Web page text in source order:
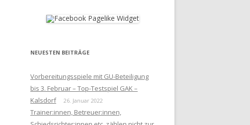
NEUESTEN BEITRÄGE
Vorbereitungsspiele mit GU-Beteiligung
bis 3. Februar – Top-Testspiel GAK –
Kalsdorf
26. Januar 2022
Trainer:innen, Betreuer:innen,